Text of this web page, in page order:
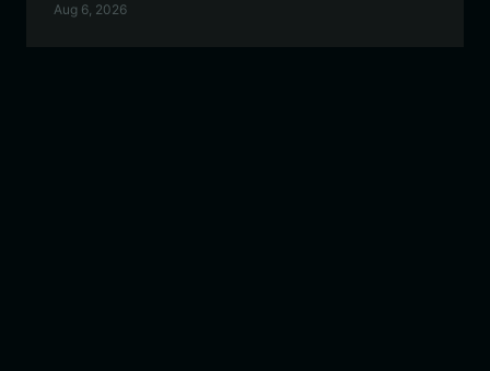
को सुरक्षित रूप से स्टोर करना, ट्रेड करना और उनसे जुड़ना सीखें।
Aug 6, 2026